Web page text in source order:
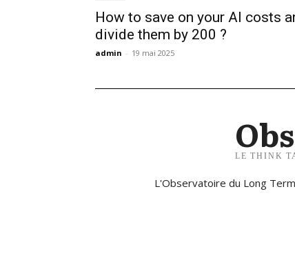
How to save on your AI costs
divide them by 200 ?
admin - 19 mai 2025
LE THINK
L'Observatoire du Long